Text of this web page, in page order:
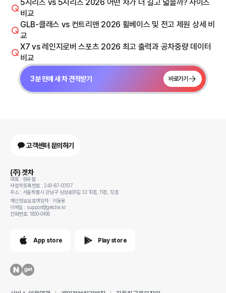
5시리즈 vs 5시리즈 2026 어떤 차가 더 길고 넓을까? 사이즈
비교
GLB-클래스 vs 컨트리맨 2026 휠베이스 및 전고 제원 상세 비
교
X7 vs 레인지로버 스포츠 2026 최고 출력과 공차중량 데이터
비교
3분 만에 새 차 견적받기 바로가기
고객센터 문의하기
(주) 겟차
대표 : 정유철
사업자등록번호 : 243-87-00137
주소 : 서울특별시 강남구 삼성로91길 32 10층, 11층, 12층
개인정보보호책임자 : 이동용
이메일 : support@getcha.kr
전화번호: 1800-0456
App store Play store